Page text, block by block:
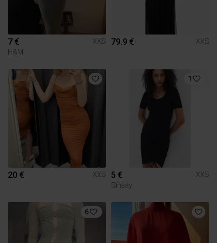
7 €
XXS
H&M
79.9 € XXS
20 € XXS
1
5 €
XXS
Sinsay
6